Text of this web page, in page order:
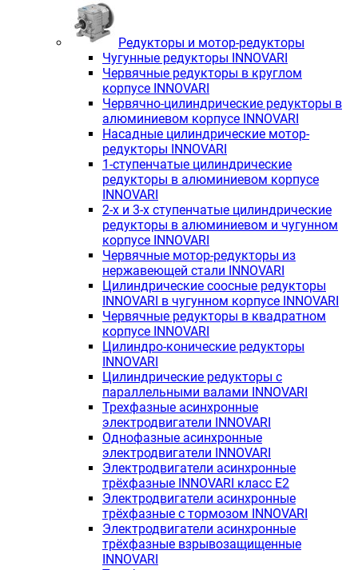
Редукторы и мотор-редукторы
Чугунные редукторы INNOVARI
Червячные редукторы в круглом
корпусе INNOVARI
Червячно-цилиндрические редукторы в
алюминиевом корпусе INNOVARI
Насадные цилиндрические мотор-
редукторы INNOVARI
1-ступенчатые цилиндрические
редукторы в алюминиевом корпусе
INNOVARI
2-х и 3-х ступенчатые цилиндрические
редукторы в алюминиевом и чугунном
корпусе INNOVARI
Червячные мотор-редукторы из
нержавеющей стали INNOVARI
Цилиндрические соосные редукторы
INNOVARI в чугунном корпусе INNOVARI
Червячные редукторы в квадратном
корпусе INNOVARI
Цилиндро-конические редукторы
INNOVARI
Цилиндрические редукторы с
параллельными валами INNOVARI
Трехфазные асинхронные
электродвигатели INNOVARI
Однофазные асинхронные
электродвигатели INNOVARI
Электродвигатели асинхронные
трёхфазные INNOVARI класс E2
Электродвигатели асинхронные
трёхфазные с тормозом INNOVARI
Электродвигатели асинхронные
трёхфазные взрывозащищенные
INNOVARI